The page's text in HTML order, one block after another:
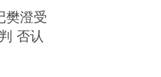
樊澄受
否认